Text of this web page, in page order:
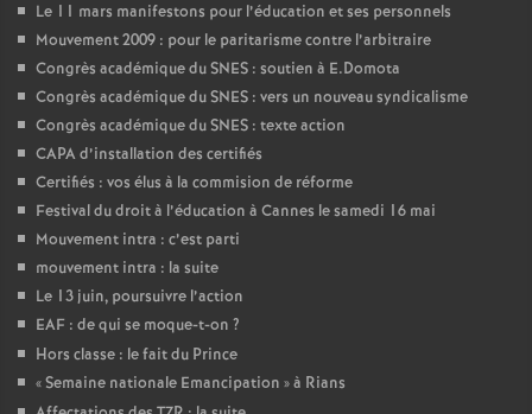
Le 11 mars manifestons pour l’éducation et ses personnels
Mouvement 2009 : pour le paritarisme contre l’arbitraire
Congrès académique du SNES : soutien à E.Domota
Congrès académique du SNES : vers un nouveau syndicalisme
Congrès académique du SNES : texte action
CAPA d’installation des certifiés
Certifiés : vos élus à la commision de réforme
Festival du droit à l’éducation à Cannes le samedi 16 mai
Mouvement intra : c’est parti
mouvement intra : la suite
Le 13 juin, poursuivre l’action
EAF : de qui se moque-t-on ?
Hors classe : le fait du Prince
«Semaine nationale Emancipation » à Rians